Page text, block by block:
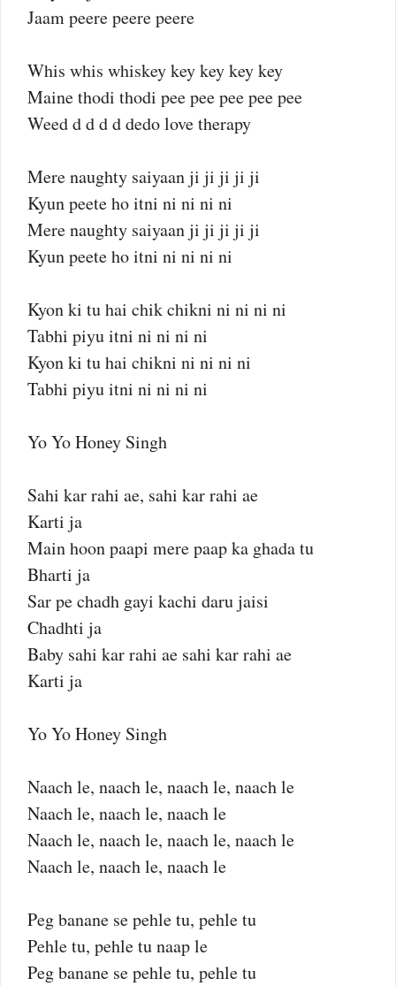
Jaam peere peere peere
Whis whis whiskey key key key key
Maine thodi thodi pee pee pee pee pee
Weed d d d d dedo love therapy
Mere naughty saiyaan ji ji ji ji ji
Kyun peete ho itni ni ni ni ni
Mere naughty saiyaan ji ji ji ji ji
Kyun peete ho itni ni ni ni ni
Kyon ki tu hai chik chikni ni ni ni ni
Tabhi piyu itni ni ni ni ni
Kyon ki tu hai chikni ni ni ni ni
Tabhi piyu itni ni ni ni ni
Yo Yo Honey Singh
Sahi kar rahi ae, sahi kar rahi ae
Karti ja
Main hoon paapi mere paap ka ghada tu
Bharti ja
Sar pe chadh gayi kachi daru jaisi
Chadhti ja
Baby sahi kar rahi ae sahi kar rahi ae
Karti ja
Yo Yo Honey Singh
Naach le, naach le, naach le, naach le
Naach le, naach le, naach le
Naach le, naach le, naach le, naach le
Naach le, naach le, naach le
Peg banane se pehle tu, pehle tu
Pehle tu, pehle tu naap le
Peg banane se pehle tu, pehle tu